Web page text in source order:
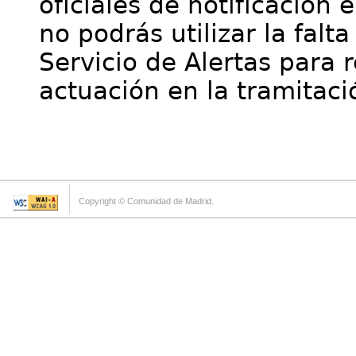
no podrás utilizar la
Servicio de Alertas para
actuación en la
Copyright © Comunidad de Madrid.